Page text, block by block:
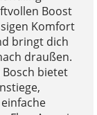
Boost
Komfort
bringt dich
draußen.
bietet